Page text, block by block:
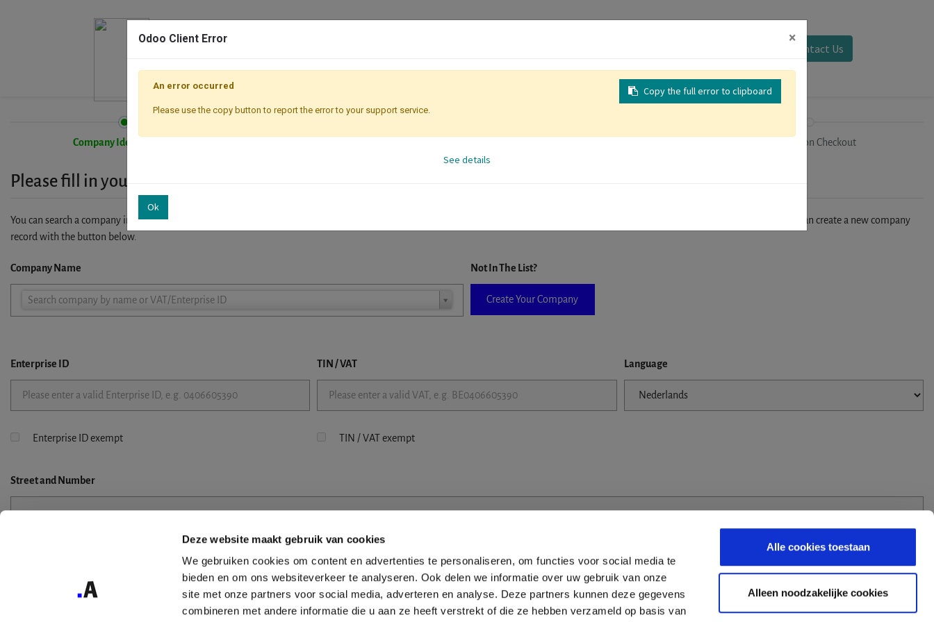
Deze website maakt gebruik van cookies
We gebruiken cookies om content en advertenties te personaliseren, om functies voor social media te
bieden en om ons websiteverkeer te analyseren. Ook delen we informatie over uw gebruik van onze
site met onze partners voor social media, adverteren en analyse. Deze partners kunnen deze gegevens
combineren met andere informatie die u aan ze heeft verstrekt of die ze hebben verzameld op basis van
Alle cookies toestaan
Alleen noodzakelijke cookies
Contact Us
Company Identification Registration Checkout
Please fill in your company details
You can search a company in our database by name, VAT or enterprise ID. When a company is selected it will auto-complete the form. If you don't find your company in our database, you can create a new company
record with the button below.
Company Name
Search company by name or VAT/Enterprise ID
Company
Not In The List?
Create Your Company
Enterprise ID TIN / VAT Language
Enterprise ID exempt TIN / VAT exempt
Streetand Number
Odoo Client Error ×
Copy the full error to clipboard
An error occurred
Please use the copy button to report the error to your support service.
See details
Ok